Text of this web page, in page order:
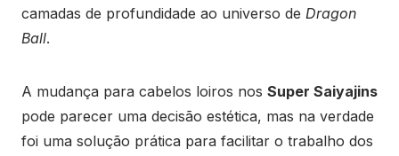
camadas de profundidade ao universo de Dragon
Ball.
A mudança para cabelos loiros nos Super Saiyajins
pode parecer uma decisão estética, mas na verdade
foi uma solução prática para facilitar o trabalho dos